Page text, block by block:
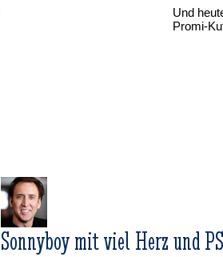
Und
Promi-
Sonnyboy mit viel Herz und PS